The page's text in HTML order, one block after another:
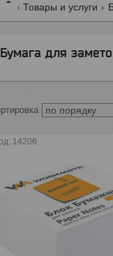
Товары и услуги
Бумага для
14206